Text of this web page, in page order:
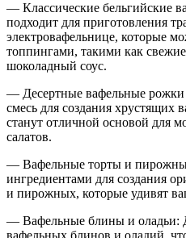
— Классические бельгийские
подходит для приготовления
электровафельнице, которые
топпингами, такими как
шоколадный соус.
— Десертные вафельные рожки
смесь для создания хрустящих
станут отличной основой для
салатов.
— Вафельные торты и
ингредиентами для создания
и пирожных, которые удивят
— Вафельные блины и оладьи: